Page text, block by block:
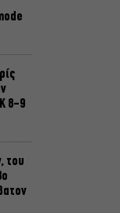
8-9
του